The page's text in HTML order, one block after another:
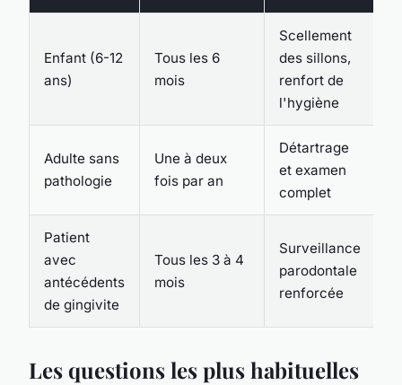
Enfant (6-12
ans)
Tous les 6
mois
Scellement
des sillons,
renfort de
l'hygiène
Adulte sans
pathologie
Une à deux
fois par an
Détartrage
et examen
complet
Patient
avec
antécédents
de gingivite
Tous les 3 à 4
mois
Surveillance
parodontale
renforcée
Les questions les plus habituelles